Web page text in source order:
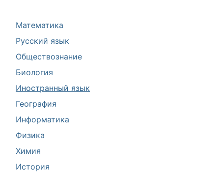
Математика
Русский язык
Обществознание
Биология
Иностранный язык
География
Информатика
Физика
Химия
История